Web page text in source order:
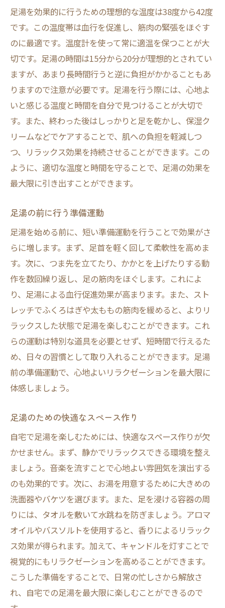
心と体を癒す足湯の魅力自宅でのリラックス法
とは
足湯がもたらす精神的な効果
自宅でのリラックス足湯の秘訣
リラックス効果を高める音楽の選び方
足湯中に心を安らげる方法
リラックス空間の演出術
足湯で日常のストレスを解消
自宅での足湯を快適にするための環境作りのポ
イント
足湯に最適な場所の選び方
足湯中に快適に過ごすためのアイテム
照明や音楽で室内を整える
足湯と組み合わせるリラックスアイテム
季節に合わせた快適な足湯環境
毎日のストレスを足湯で解消！特別な時間を過
ごすコツ
日々の習慣としての足湯の取り入れ方
特別な日のための足湯アレンジ
足湯中のリラックス習慣
個別に合わせた足湯の工夫
足湯を楽しむための時間の作り方
リフレッシュ
足湯を習慣にするためのスケジュール
定期的な足湯がもたらす効果
足湯を続けるためのモチベーション維持
足湯の習慣化での健康改善例
足湯習慣を続けるためのヒント
足湯で得られる長期的なリフレッシュ
足湯の歴史と現代の使い方自宅での新しいリラ
クゼーション
足湯の歴史的背景と起源
足湯を効果的に行うための理想的な温度は38度から42度
です。この温度帯は血行を促進し、筋肉の緊張をほぐす
のに最適です。温度計を使って常に適温を保つことが大
切です。足湯の時間は15分から20分が理想的とされてい
ますが、あまり長時間行うと逆に負担がかかることもあ
りますので注意が必要です。足湯を行う際には、心地よ
いと感じる温度と時間を自分で見つけることが大切で
す。また、終わった後はしっかりと足を乾かし、保湿ク
リームなどでケアすることで、肌への負担を軽減しつ
つ、リラックス効果を持続させることができます。この
ように、適切な温度と時間を守ることで、足湯の効果を
最大限に引き出すことができます。
足湯の前に行う準備運動
足湯を始める前に、短い準備運動を行うことで効果がさ
らに増します。まず、足首を軽く回して柔軟性を高めま
す。次に、つま先を立てたり、かかとを上げたりする動
作を数回繰り返し、足の筋肉をほぐします。これによ
り、足湯による血行促進効果が高まります。また、スト
レッチでふくろはぎや太ももの筋肉を緩めると、よりリ
ラックスした状態で足湯を楽しむことができます。これ
らの運動は特別な道具を必要とせず、短時間で行えるた
め、日々の習慣として取り入れることができます。足湯
前の準備運動で、心地よいリラクゼーションを最大限に
体感しましょう。
足湯のための快適なスペース作り
自宅で足湯を楽しむためには、快適なスペース作りが欠
かせません。まず、静かでリラックスできる環境を整え
ましょう。音楽を流すことで心地よい雰囲気を演出する
のも効果的です。次に、お湯を用意するために大きめの
洗面器やバケツを選びます。また、足を浸ける容器の周
りには、タオルを敷いて水跳ねを防ぎましょう。アロマ
オイルやバスソルトを使用すると、香りによるリラック
ス効果が得られます。加えて、キャンドルを灯すことで
視覚的にもリラクゼーションを高めることができます。
こうした準備をすることで、日常の忙しさから解放さ
れ、自宅での足湯を最大限に楽しむことができるので